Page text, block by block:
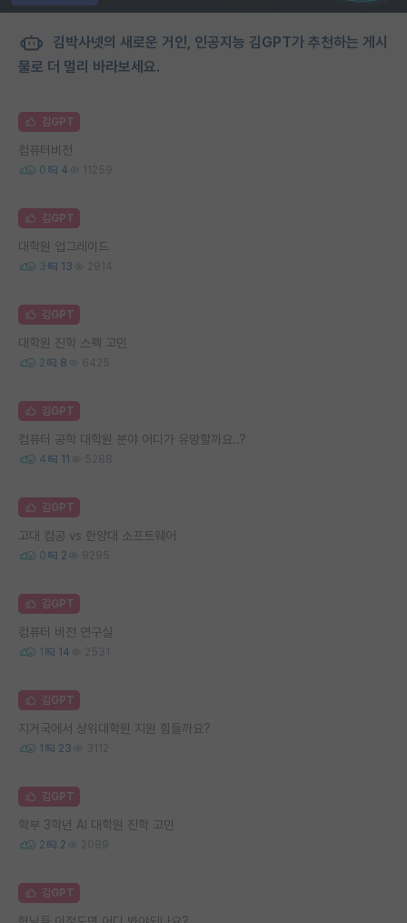
김박사넷의 새로운 거인, 인공지능 김GPT가 추천하는 게시
물로 더 멀리 바라보세요.
김GPT
컴퓨터비전
0 4 11259
김GPT
대학원 업그레이드
3 13 2914
김GPT
대학원 진학 스펙 고민
2 8 6425
김GPT
컴퓨터 공학 대학원 분야 어디가 유망할까요..?
4 11 5288
김GPT
고대 컴공 vs 한양대 소프트웨어
0 2 9295
김GPT
컴퓨터 비전 연구실
1 14 2531
김GPT
지거국에서 상위대학원 지원 힘들까요?
1 23 3112
김GPT
학부 3학년 AI 대학원 진학 고민
2 2 2089
김GPT